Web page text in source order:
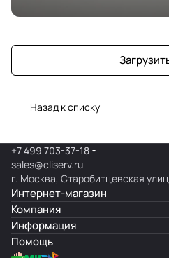
Назад к списку
+7 499 703-37-18
sales@cliserv.ru
г. Москва, Старобитцевская
Интернет-магазин
Компания
Информация
Помощь